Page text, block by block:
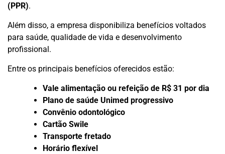
(PPR).
Além disso, a empresa disponibiliza benefícios voltados
para saúde, qualidade de vida e desenvolvimento
profissional.
Entre os principais benefícios oferecidos estão:
Vale alimentação ou refeição de R$ 31 por dia
Plano de saúde Unimed progressivo
Convênio odontológico
Cartão Swile
Transporte fretado
Horário flexível